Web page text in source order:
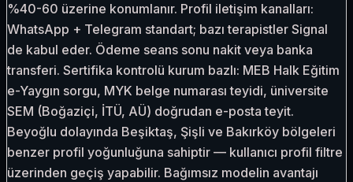
%40-60 üzerine konumlanır. Profil iletişim kanalları:
WhatsApp + Telegram standart; bazı terapistler Signal
de kabul eder. Ödeme seans sonu nakit veya banka
transferi. Sertifika kontrolü kurum bazlı: MEB Halk Eğitim
e-Yaygın sorgu, MYK belge numarası teyidi, üniversite
SEM (Boğaziçi, İTÜ, AÜ) doğrudan e-posta teyit.
Beyoğlu dolayında Beşiktaş, Şişli ve Bakırköy bölgeleri
benzer profil yoğunluğuna sahiptir — kullanıcı profil filtre
üzerinden geçiş yapabilir. Bağımsız modelin avantajı